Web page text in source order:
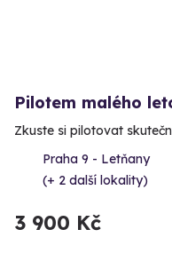
Pilotem malého
Zkuste si pilotovat
Praha 9 - Letňany
(+ 2 další lokality)
3 900 Kč